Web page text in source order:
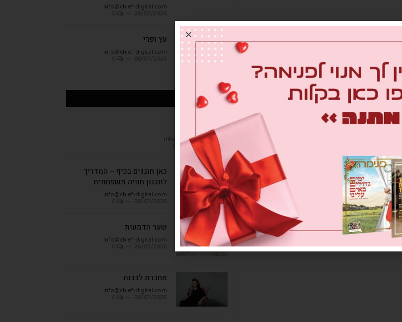
info@chief-digital.com
עץ ופרי
info@chief-digital.com
כתבות אחרונות
מבחן הגמבה
info@chief-digital.com
26/07/2026
כאן חוגגים בכיף – המדריך
לתכנון חוויה משפחתית
info@chief-digital.com
שער הדמעות
info@chief-digital.com
מחברת לבבות
info@chief-digital.com